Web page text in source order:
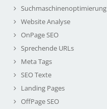
Suchmaschinenoptimierung
Website Analyse
OnPage SEO
Sprechende URLs
Meta Tags
SEO Texte
Landing Pages
OffPage SEO